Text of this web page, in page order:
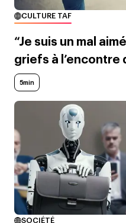
CULTURE TAF
“Je suis un mal
griefs à l’encontre
5min
SOCIÉTÉ